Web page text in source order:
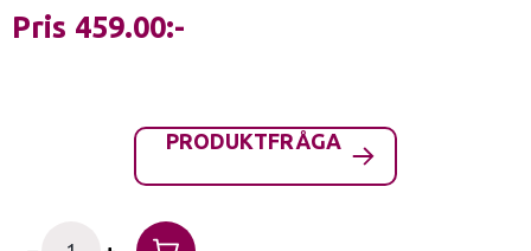
Pris 459.00
PRODUKTFRÅGA